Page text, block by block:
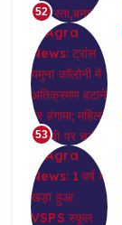
52
53